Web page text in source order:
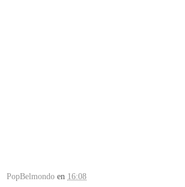
PopBelmondo en 16:08